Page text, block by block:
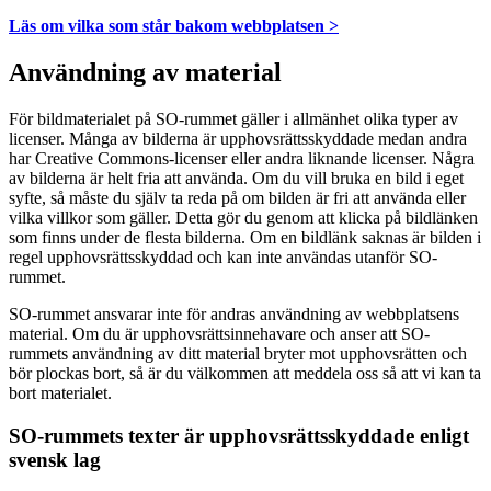
Läs om vilka som står bakom webbplatsen >
Användning av material
För bildmaterialet på SO-rummet gäller i allmänhet olika typer av
licenser. Många av bilderna är upphovsrättsskyddade medan andra
har Creative Commons-licenser eller andra liknande licenser. Några
av bilderna är helt fria att använda. Om du vill bruka en bild i eget
syfte, så måste du själv ta reda på om bilden är fri att använda eller
vilka villkor som gäller. Detta gör du genom att klicka på bildlänken
som finns under de flesta bilderna. Om en bildlänk saknas är bilden i
regel upphovsrättsskyddad och kan inte användas utanför SO-
rummet.
SO-rummet ansvarar inte för andras användning av webbplatsens
material. Om du är upphovsrättsinnehavare och anser att SO-
rummets användning av ditt material bryter mot upphovsrätten och
bör plockas bort, så är du välkommen att meddela oss så att vi kan ta
bort materialet.
SO-rummets texter är upphovsrättsskyddade enligt
svensk lag